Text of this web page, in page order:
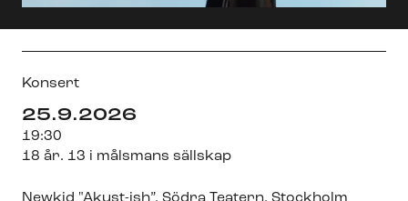
Konsert
25.9.2026
19:30
18 år. 13 i målsmans sällskap